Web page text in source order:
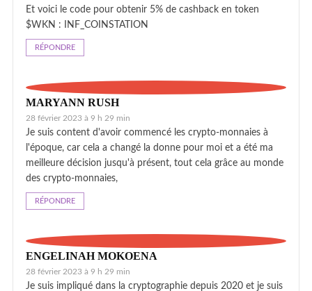
Et voici le code pour obtenir 5% de cashback en token
$WKN : INF_COINSTATION
RÉPONDRE
MARYANN RUSH
28 février 2023 à 9 h 29 min
Je suis content d'avoir commencé les crypto-monnaies à
l'époque, car cela a changé la donne pour moi et a été ma
meilleure décision jusqu'à présent, tout cela grâce au monde
des crypto-monnaies,
RÉPONDRE
ENGELINAH MOKOENA
28 février 2023 à 9 h 29 min
Je suis impliqué dans la cryptographie depuis 2020 et je suis